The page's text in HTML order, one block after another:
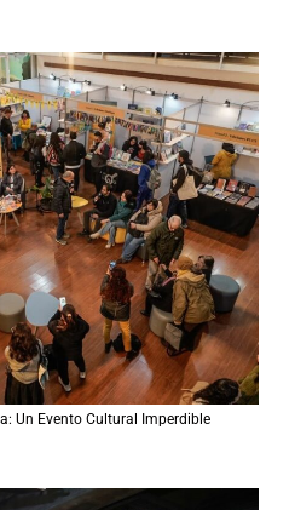
Un Evento Cultural Imperdible